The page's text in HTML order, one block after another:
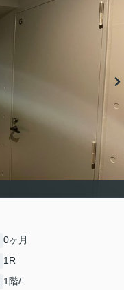
0ヶ月
1R
1階/-